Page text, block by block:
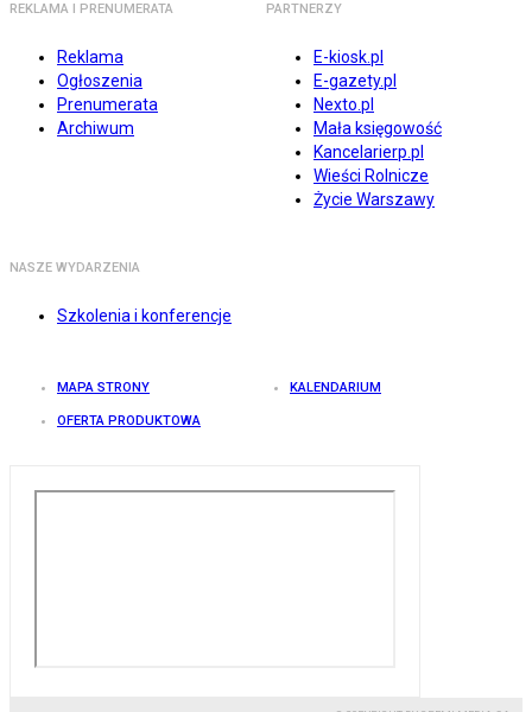
REKLAMA I PRENUMERATA
Reklama
Ogłoszenia
Prenumerata
Archiwum
PARTNERZY
E-kiosk.pl
E-gazety.pl
Nexto.pl
Mała księgowość
Kancelarierp.pl
Wieści Rolnicze
Życie Warszawy
NASZE WYDARZENIA
Szkolenia i konferencje
MAPA STRONY KALENDARIUM
OFERTA PRODUKTOWA